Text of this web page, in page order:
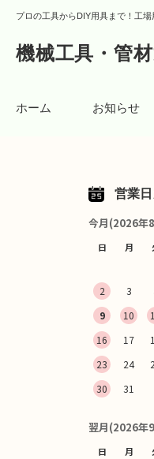
プロの工具からDIY用具まで！工
機械工具・管
ホーム お知らせ
営業
今月(2026年
日 月
2
3
9
10
16
17
23
24
30
31
翌月(2026年
日 月